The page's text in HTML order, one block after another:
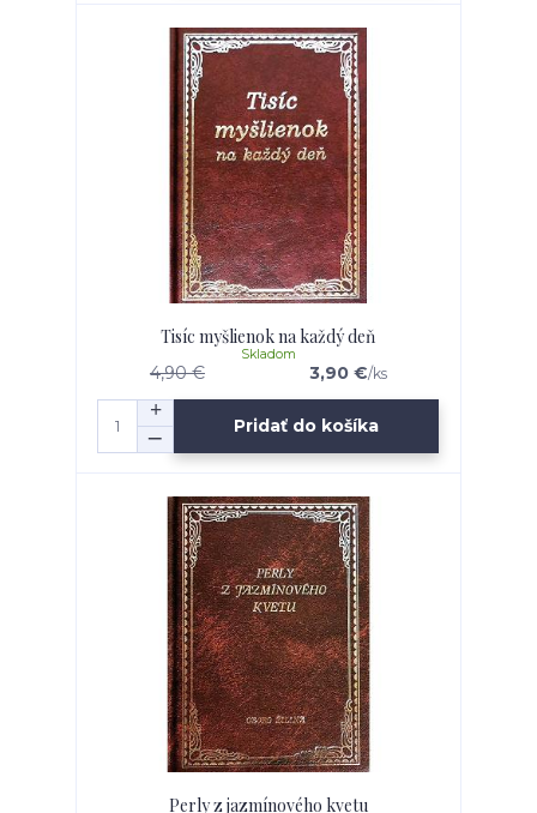
Tisíc myšlienok na každý deň
4,90 € 3,90 €/ks
Skladom
Pridať do košíka
Perly z jazmínového kvetu